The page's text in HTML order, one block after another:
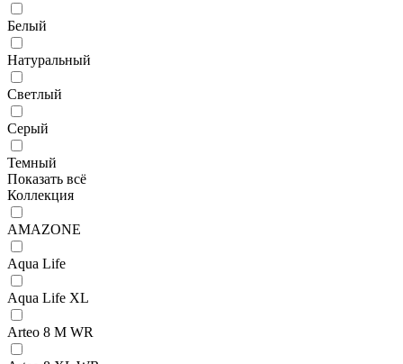
Белый
Натуральный
Светлый
Серый
Темный
Показать всё
Коллекция
AMAZONE
Aqua Life
Aqua Life XL
Arteo 8 M WR